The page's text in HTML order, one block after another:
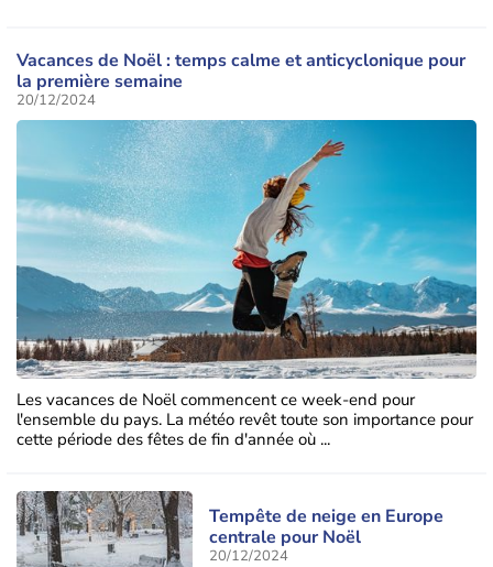
Vacances de Noël : temps calme et anticyclonique pour
la première semaine
20/12/2024
Les vacances de Noël commencent ce week-end pour
l'ensemble du pays. La météo revêt toute son importance pour
cette période des fêtes de fin d'année où ...
Tempête de neige en Europe
centrale pour Noël
20/12/2024